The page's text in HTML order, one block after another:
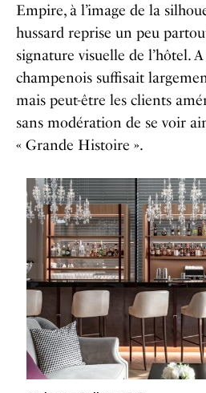
Empire, à l’image de la
hussard reprise un peu
signature visuelle de l’hôtel.
champenois suffisait
mais peut-être les clients
sans modération de se voir
« Grande Histoire ».